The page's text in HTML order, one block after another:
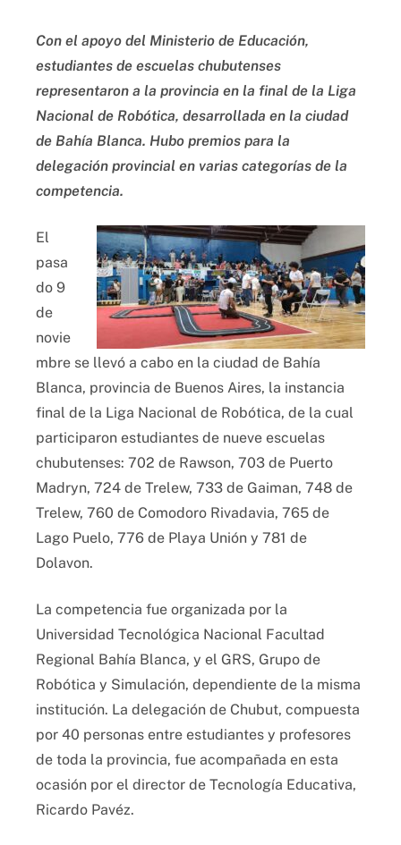
Con el apoyo del Ministerio de Educación,
estudiantes de escuelas chubutenses
representaron a la provincia en la final de la Liga
Nacional de Robótica, desarrollada en la ciudad
de Bahía Blanca. Hubo premios para la
delegación provincial en varias categorías de la
competencia.
El
pasa
do 9
de
novie
mbre se llevó a cabo en la ciudad de Bahía
Blanca, provincia de Buenos Aires, la instancia
final de la Liga Nacional de Robótica, de la cual
participaron estudiantes de nueve escuelas
chubutenses: 702 de Rawson, 703 de Puerto
Madryn, 724 de Trelew, 733 de Gaiman, 748 de
Trelew, 760 de Comodoro Rivadavia, 765 de
Lago Puelo, 776 de Playa Unión y 781 de
Dolavon.
La competencia fue organizada por la
Universidad Tecnológica Nacional Facultad
Regional Bahía Blanca, y el GRS, Grupo de
Robótica y Simulación, dependiente de la misma
institución. La delegación de Chubut, compuesta
por 40 personas entre estudiantes y profesores
de toda la provincia, fue acompañada en esta
ocasión por el director de Tecnología Educativa,
Ricardo Pavéz.